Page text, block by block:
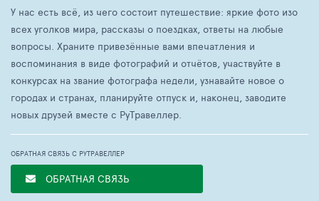
У нас есть всё, из чего состоит путешествие: яркие фото изо
всех уголков мира, рассказы о поездках, ответы на любые
вопросы. Храните привезённые вами впечатления и
воспоминания в виде фотографий и отчётов, участвуйте в
конкурсах на звание фотографа недели, узнавайте новое о
городах и странах, планируйте отпуск и, наконец, заводите
новых друзей вместе с РуТравеллер.
ОБРАТНАЯ СВЯЗЬ С РУТРАВЕЛЛЕР
ОБРАТНАЯ СВЯЗЬ